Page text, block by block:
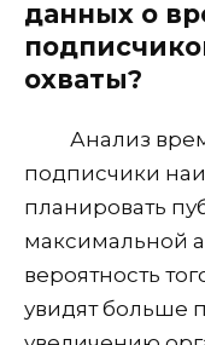
данных о
охваты?
Анализ
подписчики
планировать
максимальной
вероятность
увидят больше